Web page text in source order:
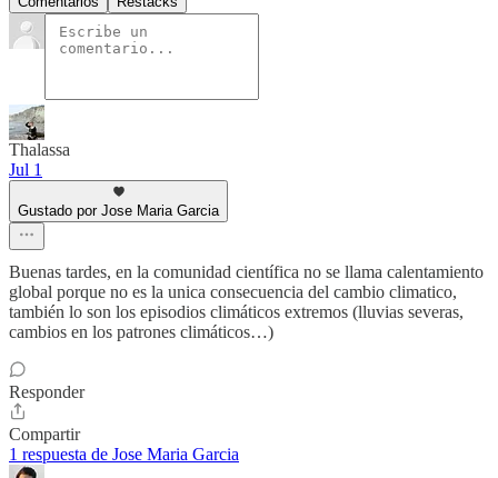
Thalassa
Jul 1
Gustado por Jose Maria Garcia
Buenas tardes, en la comunidad científica no se llama calentamiento
global porque no es la unica consecuencia del cambio climatico,
también lo son los episodios climáticos extremos (lluvias severas,
cambios en los patrones climáticos…)
Responder
Compartir
1 respuesta de Jose Maria Garcia